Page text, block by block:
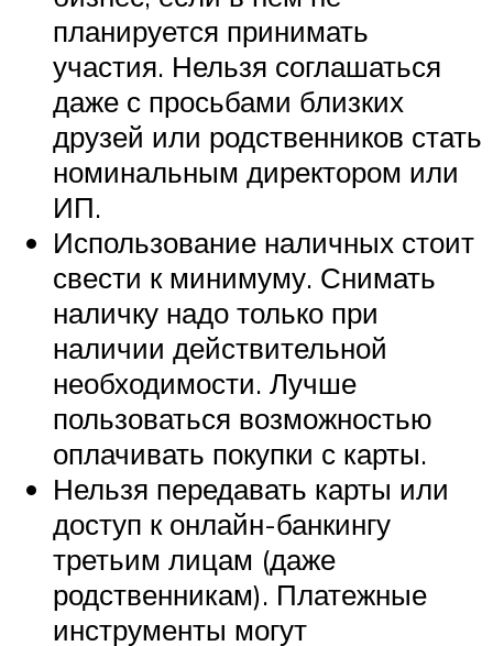
планируется принимать
участия. Нельзя соглашаться
даже с просьбами близких
друзей или родственников стать
номинальным директором или
ИП.
Использование наличных стоит
свести к минимуму. Снимать
наличку надо только при
наличии действительной
необходимости. Лучше
пользоваться возможностью
оплачивать покупки с карты.
Нельзя передавать карты или
доступ к онлайн-банкингу
третьим лицам (даже
родственникам). Платежные
инструменты могут